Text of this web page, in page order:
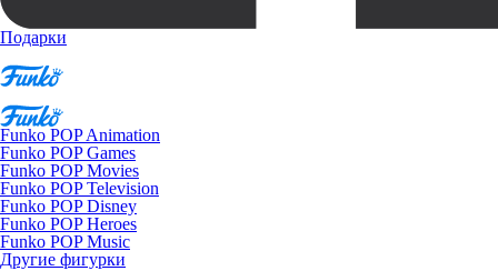
Подарки
Funko POP Animation
Funko POP Games
Funko POP Movies
Funko POP Television
Funko POP Disney
Funko POP Heroes
Funko POP Music
Другие фигурки